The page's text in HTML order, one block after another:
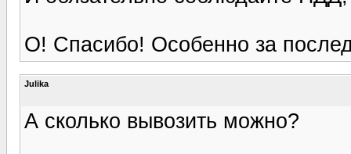
О! Спасибо! Особенно за
Julika
А сколько вывозить можно?